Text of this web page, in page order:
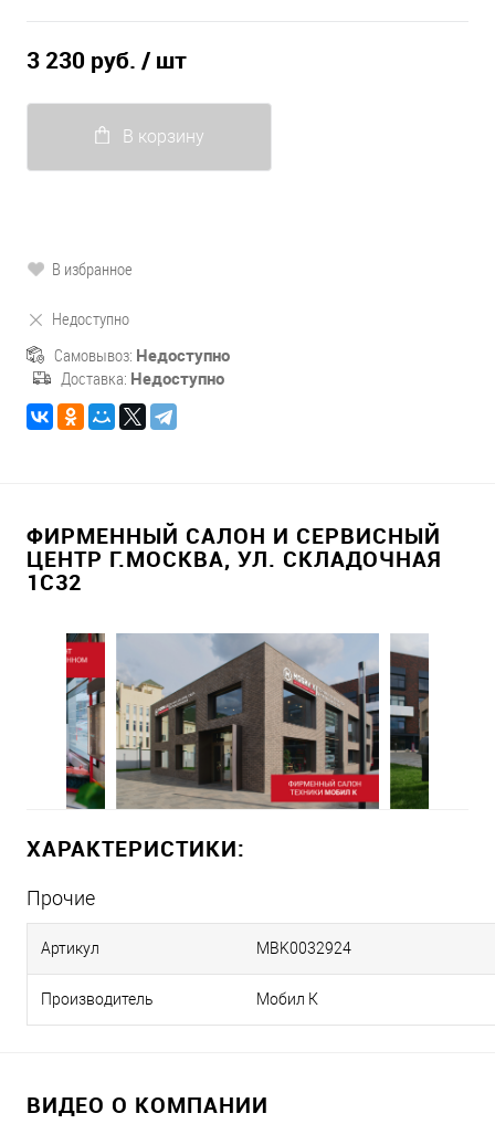
3 230 руб. / шт
В корзину
В избранное
Недоступно
Самовывоз: Недоступно
Доставка: Недоступно
ФИРМЕННЫЙ САЛОН И СЕРВИСНЫЙ
ЦЕНТР Г.МОСКВА, УЛ. СКЛАДОЧНАЯ
1С32
ХАРАКТЕРИСТИКИ:
Прочие
Артикул MBK0032924
Производитель Мобил К
ВИДЕО О КОМПАНИИ